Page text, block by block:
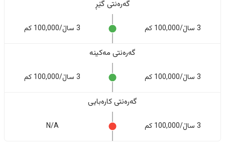
گەرەنتی گێڕ
3 ساڵ/100,000 کم 3 ساڵ/100,000 کم
گەرەنتی مەکینە
3 ساڵ/100,000 کم 3 ساڵ/100,000 کم
گەرەنتی کارەبایی
3 ساڵ/100,000 کم N/A